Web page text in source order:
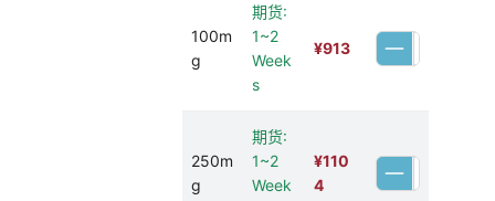
100m
g
期货:
1~2
Week
s
¥913
250m
g
期货:
1~2
Week
¥110
4